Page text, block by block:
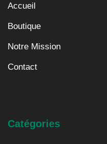
Accueil
Boutique
Notre Mission
Contact
Catégories